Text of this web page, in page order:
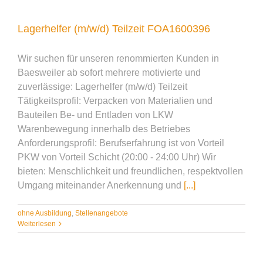
Lagerhelfer (m/w/d) Teilzeit FOA1600396
Wir suchen für unseren renommierten Kunden in
Baesweiler ab sofort mehrere motivierte und
zuverlässige: Lagerhelfer (m/w/d) Teilzeit
Tätigkeitsprofil: Verpacken von Materialien und
Bauteilen Be- und Entladen von LKW
Warenbewegung innerhalb des Betriebes
Anforderungsprofil: Berufserfahrung ist von Vorteil
PKW von Vorteil Schicht (20:00 - 24:00 Uhr) Wir
bieten: Menschlichkeit und freundlichen, respektvollen
Umgang miteinander Anerkennung und [...]
ohne Ausbildung, Stellenangebote
Weiterlesen